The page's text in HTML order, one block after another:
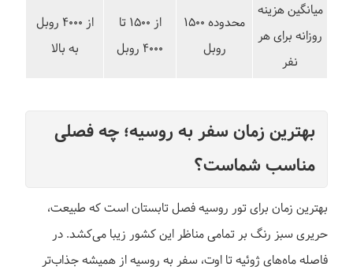
میانگین هزینه
روزانه برای هر
نفر
محدوده ۱۵۰۰
روبل
از ۱۵۰۰ تا
۴۰۰۰ روبل
از ۴۰۰۰ روبل
به بالا
بهترین زمان سفر به روسیه؛ چه فصلی
مناسب شماست؟
بهترین زمان برای تور روسیه فصل تابستان است که طبیعت،
حریری سبز رنگ بر تمامی مناظر این کشور زیبا می‌کشد. در
فاصله ماه‌های ژوئیه تا اوت، سفر به روسیه از همیشه جذاب‌تر